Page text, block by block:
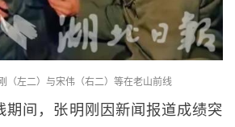
（左二）与宋伟（右二）等在老山前线
期间，张明刚因新闻报道成绩突